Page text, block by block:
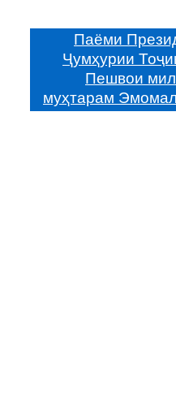
Паёми
Ҷумҳурии
Пешвои
муҳтарам